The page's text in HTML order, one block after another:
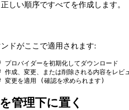
しい順序ですべてを作成します。
ドがここで適用されます:
ダーを初期化してダウンロード
変更、または削除される内容をレビ
管理下に置く